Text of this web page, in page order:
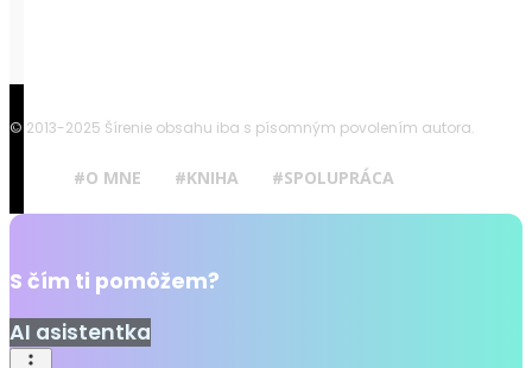
© 2013-2025 Šírenie obsahu iba s písomným povolením autora.
#O MNE #KNIHA #SPOLUPRÁCA
S čím ti pomôžem?
AI asistentka